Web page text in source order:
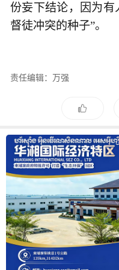
份妄下结论，因为有
督徒冲突的种子”。
责任编辑：万强